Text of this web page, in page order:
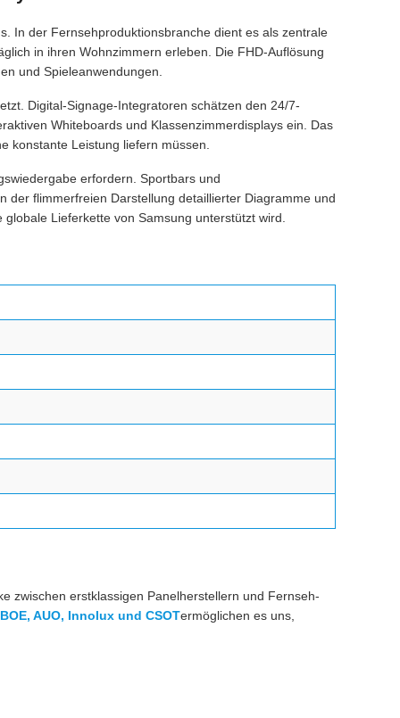
In der Fernsehproduktionsbranche dient es als zentrale
in ihren Wohnzimmern erleben. Die FHD-Auflösung
und Spieleanwendungen.
Digital-Signage-Integratoren schätzen den 24/7-
Whiteboards und Klassenzimmerdisplays ein. Das
konstante Leistung liefern müssen.
erfordern. Sportbars und
der flimmerfreien Darstellung detaillierter Diagramme und
Lieferkette von Samsung unterstützt wird.
zwischen erstklassigen Panelherstellern und Fernseh-
AUO, Innolux und CSOTermöglichen es uns,